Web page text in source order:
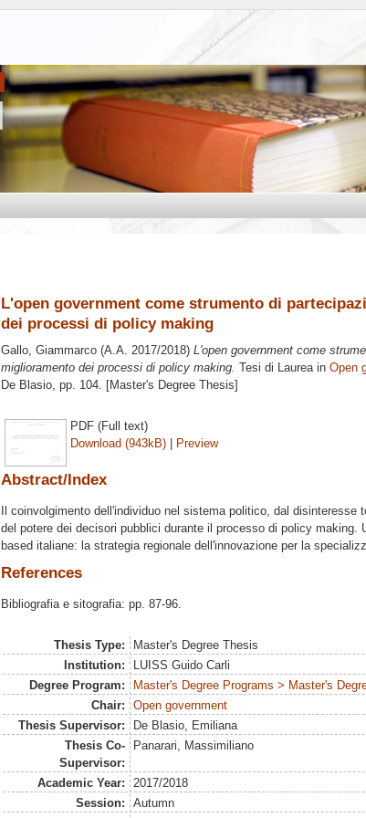
L'open government come strumento di
dei processi di policy making
Gallo, Giammarco (A.A. 2017/2018) L'open government come
miglioramento dei processi di policy making. Tesi di Laurea in Open
De Blasio, pp. 104. [Master's Degree Thesis]
PDF (Full text)
Download (943kB) | Preview
Abstract/Index
Il coinvolgimento dell'individuo nel sistema politico, dal
del potere dei decisori pubblici durante il processo di policy making.
based italiane: la strategia regionale dell'innovazione per la
References
Bibliografia e sitografia: pp. 87-96.
Thesis Type:
Master's Degree Thesis
Institution:
LUISS Guido Carli
Degree Program:
Master's Degree Programs > Master's
Chair:
Open government
Thesis Supervisor:
De Blasio, Emiliana
Thesis Co-
Supervisor:
Panarari, Massimiliano
Academic Year:
2017/2018
Session:
Autumn